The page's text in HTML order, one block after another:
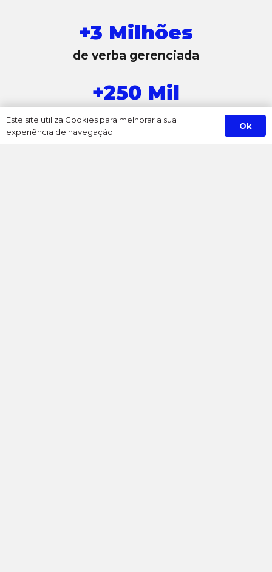
+3 Milhões
de verba gerenciada
+250 Mil
de leads gerados
Este site utiliza Cookies para melhorar a sua
experiência de navegação.
Ok